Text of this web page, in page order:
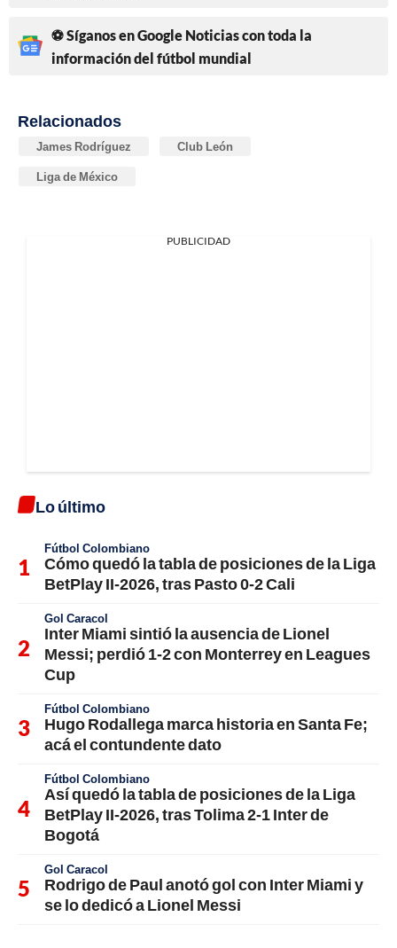
⚽ Síganos en Google Noticias con toda la
información del fútbol mundial
Relacionados
James Rodríguez Club León
Liga de México
PUBLICIDAD
Lo último
Fútbol Colombiano
Cómo quedó la tabla de posiciones de la Liga
BetPlay II-2026, tras Pasto 0-2 Cali
Gol Caracol
Inter Miami sintió la ausencia de Lionel
Messi; perdió 1-2 con Monterrey en Leagues
Cup
Fútbol Colombiano
Hugo Rodallega marca historia en Santa Fe;
acá el contundente dato
Fútbol Colombiano
Así quedó la tabla de posiciones de la Liga
BetPlay II-2026, tras Tolima 2-1 Inter de
Bogotá
Gol Caracol
Rodrigo de Paul anotó gol con Inter Miami y
se lo dedicó a Lionel Messi